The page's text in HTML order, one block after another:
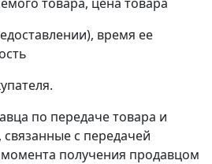
время ее
по передаче товара и
с передачей
получения продавцом